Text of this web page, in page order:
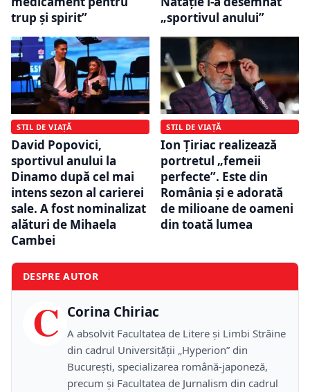
trup şi spirit”
„sportivul anului”
STIL DE VIAȚĂ
David Popovici,
sportivul anului la
Dinamo după cel mai
intens sezon al carierei
sale. A fost nominalizat
alături de Mihaela
Cambei
STIL DE VIAȚĂ
Ion Țiriac realizează
portretul „femeii
perfecte”. Este din
România și e adorată
de milioane de oameni
din toată lumea
DESPRE AUTOR
C Corina Chiriac
A absolvit Facultatea de Litere și Limbi Străine
din cadrul Universității „Hyperion” din
București, specializarea română-japoneză,
precum și Facultatea de Jurnalism din cadrul